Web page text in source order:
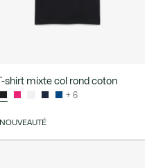
T-shirt mixte col rond coton
+ 6
NOUVEAUTÉ